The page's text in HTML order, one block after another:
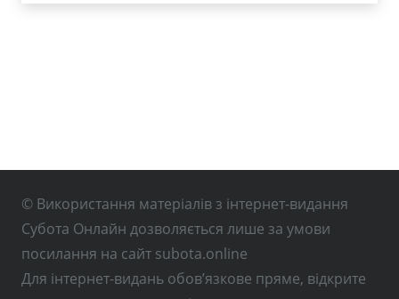
© Використання матеріалів з інтернет-видання
Субота Онлайн дозволяється лише за умови
посилання на сайт subota.online
Для інтернет-видань обов’язкове пряме, відкрите